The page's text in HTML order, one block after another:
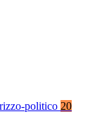
politico 20